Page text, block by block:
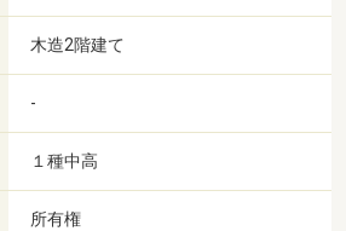
木造2階建て
-
１種中高
所有権